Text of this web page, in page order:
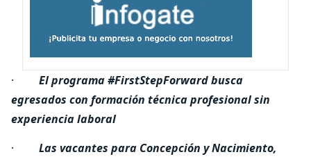
· El programa #FirstStepForward busca
egresados con formación técnica profesional sin
experiencia laboral
· Las vacantes para Concepción y Nacimiento,